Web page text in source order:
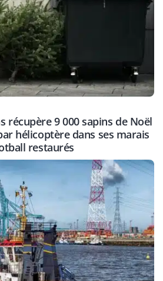
récupère 9 000 sapins de Noël
hélicoptère dans ses marais
restaurés